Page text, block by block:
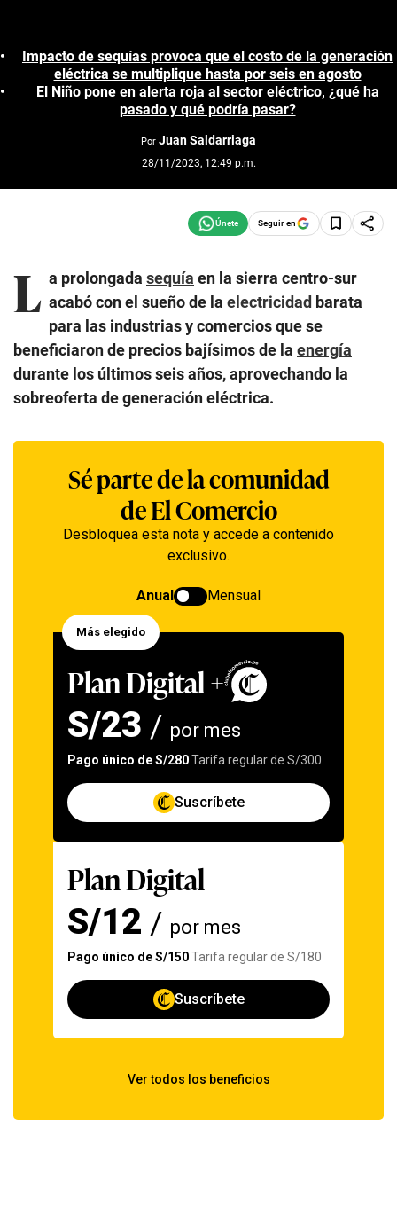
Impacto de sequías provoca que el costo de la generación
eléctrica se multiplique hasta por seis en agosto
El Niño pone en alerta roja al sector eléctrico, ¿qué ha
pasado y qué podría pasar?
Por Juan Saldarriaga
28/11/2023, 12:49 p.m.
Seguir en
L a prolongada sequía en la sierra centro-sur
acabó con el sueño de la electricidad barata
para las industrias y comercios que se
beneficiaron de precios bajísimos de la energía
durante los últimos seis años, aprovechando la
sobreoferta de generación eléctrica.